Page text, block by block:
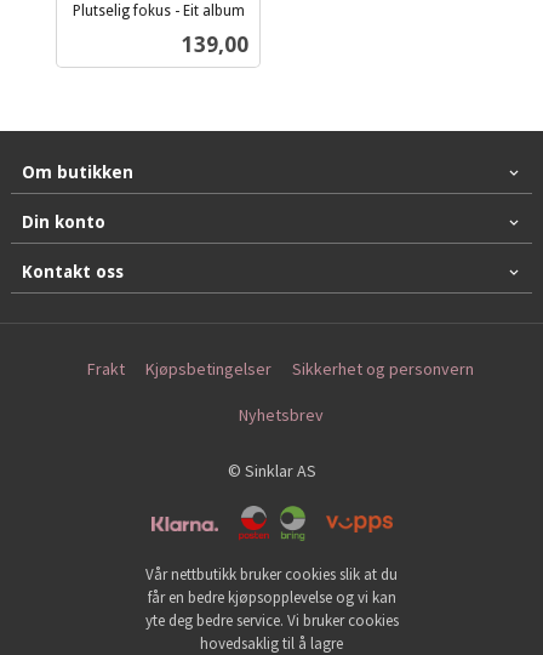
Plutselig fokus - Eit album
Pris
139,00
Om butikken
Din konto
Kontakt oss
Frakt Kjøpsbetingelser Sikkerhet og personvern
Nyhetsbrev
© Sinklar AS
Vår nettbutikk bruker cookies slik at du
får en bedre kjøpsopplevelse og vi kan
yte deg bedre service. Vi bruker cookies
hovedsaklig til å lagre